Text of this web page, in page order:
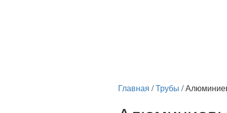
Главная /Трубы /